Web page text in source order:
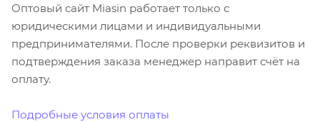
Оптовый сайт Miasin работает только с
юридическими лицами и индивидуальными
предпринимателями. После проверки реквизитов и
подтверждения заказа менеджер направит счёт на
оплату.
Подробные условия оплаты